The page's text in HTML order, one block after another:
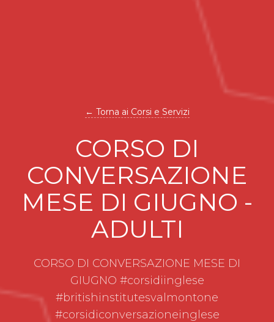
← Torna ai Corsi e Servizi
CORSO DI
CONVERSAZIONE
MESE DI GIUGNO -
ADULTI
CORSO DI CONVERSAZIONE MESE DI
GIUGNO #corsidiinglese
#britishinstitutesvalmontone
#corsidiconversazioneinglese